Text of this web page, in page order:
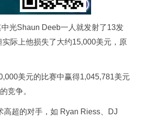
光Shaun Deeb一人就发射了13发
际上他损失了大约15,000美元，原
美元的比赛中赢得1,045,781美元
竞争。
超的对手，如 Ryan Riess、DJ